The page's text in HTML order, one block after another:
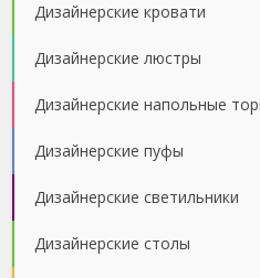
Дизайнерские кровати
Дизайнерские люстры
Дизайнерские напольные
Дизайнерские пуфы
Дизайнерские светильники
Дизайнерские столы